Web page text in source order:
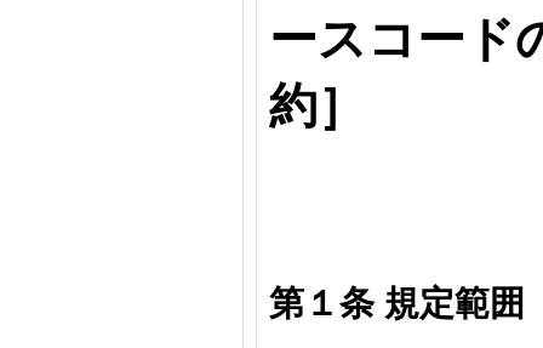
ースコード
約］
第１条 規定範囲